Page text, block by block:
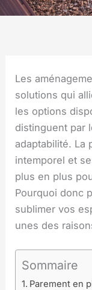
Les
solutions qui
les options
distinguent par
adaptabilité. La
intemporel et
plus en plus
Pourquoi donc
sublimer vos
unes des
Sommaire
Parement en